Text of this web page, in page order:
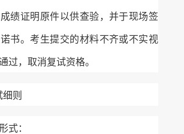
绩证明原件以供查验，并于现场签
书。考生提交的材料不齐或不实视
过，取消复试资格。
则
式：